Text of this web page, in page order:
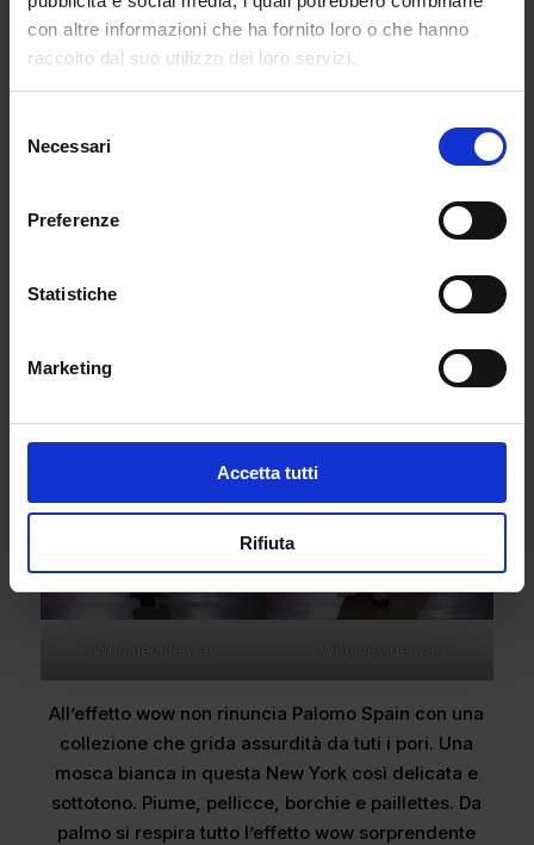
con altre informazioni che ha fornito loro o che hanno
raccolto dal suo utilizzo dei loro servizi.
delNecessari
Preferenze
Statistiche
Marketing
Accetta tutti
Rifiuta
E con tutto questo sguardo al futuro non può
mancare un tuffo nel passato. È il brand Who decide
war a catapultare il pubblico della Grande Mela
nell’epoca vittoriana. Antica corsetteria, veli ed
imponenti sottogonne si vestono di innata novità.
Quella di Who decide far è una collezione dall’aria
attento occhio clinico ad un passato, a volte, più
Who decide war Who decide war
All’effetto wow non rinuncia Palomo Spain con una
collezione che grida assurdità da tuti i pori. Una
mosca bianca in questa New York così delicata e
sottotono. Piume, pellicce, borchie e paillettes. Da
palmo si respira tutto l’effetto wow sorprendente